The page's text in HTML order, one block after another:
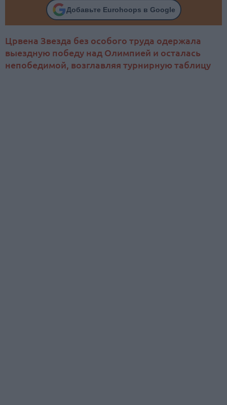
Добавьте Eurohoops в Google
Црвена Звезда без особого труда одержала
выездную победу над Олимпией и осталась
непобедимой, возглавляя турнирную таблицу